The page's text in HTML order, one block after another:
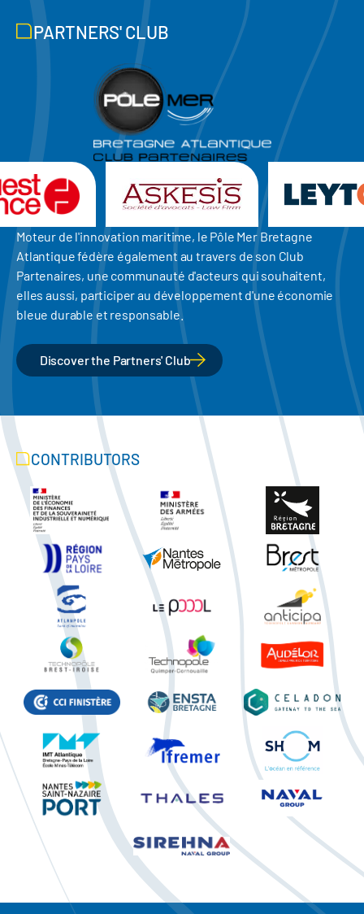
PARTNERS' CLUB
Moteur de l'innovation maritime, le Pôle Mer Bretagne
Atlantique fédère également au travers de son Club
Partenaires, une communauté d'acteurs qui souhaitent,
elles aussi, participer au développement d'une économie
bleue durable et responsable.
Discover the Partners' Club
CONTRIBUTORS